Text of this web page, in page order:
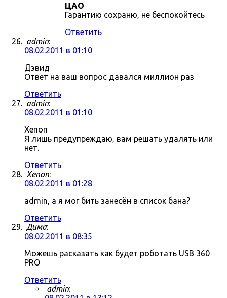
ЦАО
Гарантию сохраню, не беспокойтесь
Ответить
admin:
08.02.2011 в 01:10
Дэвид
Ответ на ваш вопрос давался миллион раз
Ответить
admin:
08.02.2011 в 01:10
Xenon
Я лишь предупреждаю, вам решать удалять или
нет.
Ответить
Xenon:
08.02.2011 в 01:28
admin, а я мог бить занесён в список бана?
Ответить
Дима:
08.02.2011 в 08:35
Можешь расказать как будет роботать USB 360
PRO
Ответить
admin: